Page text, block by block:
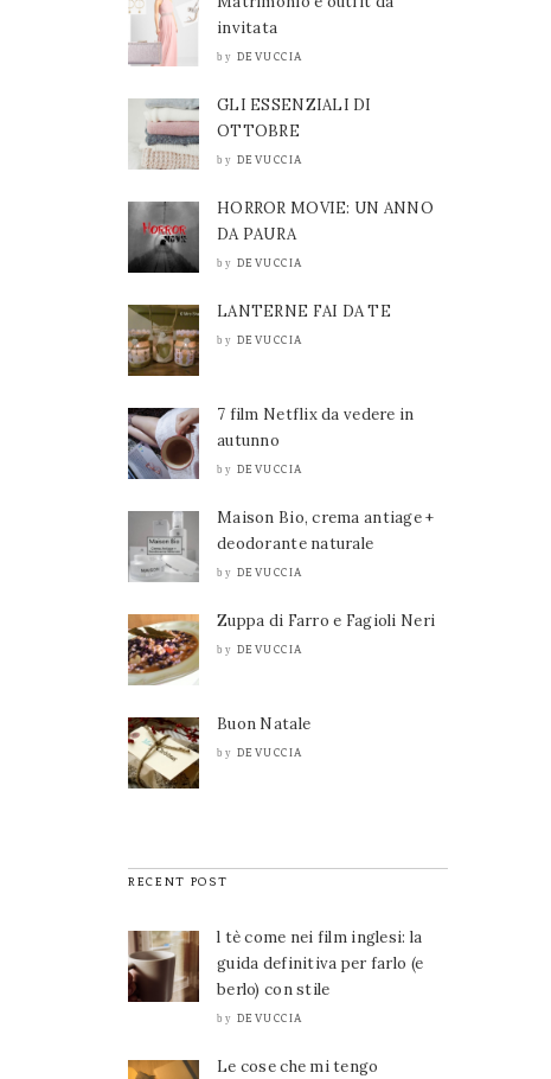
invitata
by DEVUCCIA
GLI ESSENZIALI DI
OTTOBRE
by DEVUCCIA
HORROR MOVIE: UN ANNO
DA PAURA
by DEVUCCIA
LANTERNE FAI DA TE
by DEVUCCIA
7 film Netflix da vedere in
autunno
by DEVUCCIA
Maison Bio, crema antiage +
deodorante naturale
by DEVUCCIA
Zuppa di Farro e Fagioli Neri
by DEVUCCIA
Buon Natale
by DEVUCCIA
RECENT POST
l tè come nei film inglesi: la
guida definitiva per farlo (e
berlo) con stile
by DEVUCCIA
Le cose che mi tengo